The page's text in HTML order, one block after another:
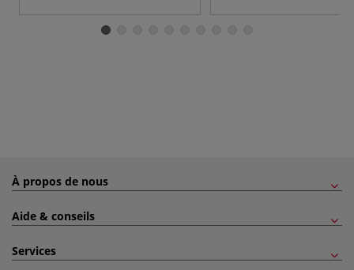
À propos de nous
Aide & conseils
Services